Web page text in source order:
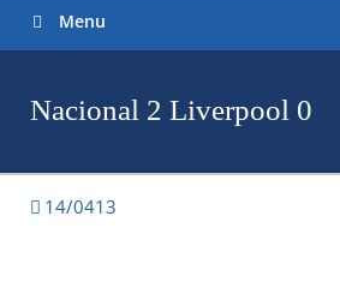
Menu
Nacional 2 Liverpool 0
14/0413